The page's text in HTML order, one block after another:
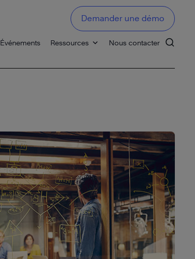
Événements Ressources Nous contacter
Demander une démo